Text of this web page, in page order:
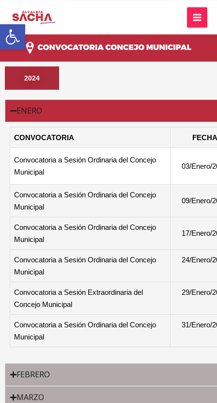
Abrir barra de herramientas
2024
ENERO
CONVOCATORIA FECHA
Convocatoria a Sesión Ordinaria del Concejo
Municipal
03/Enero/
Convocatoria a Sesión Ordinaria del Concejo
Municipal
09/Enero/
Convocatoria a Sesión Ordinaria del Concejo
Municipal
17/Enero/
Convocatoria a Sesión Ordinaria del Concejo
Municipal
24/Enero/
Convocatoria a Sesión Extraordinaria del
Concejo Municipal
29/Enero/
Convocatoria a Sesión Ordinaria del Concejo
Municipal
31/Enero/
FEBRERO
MARZO